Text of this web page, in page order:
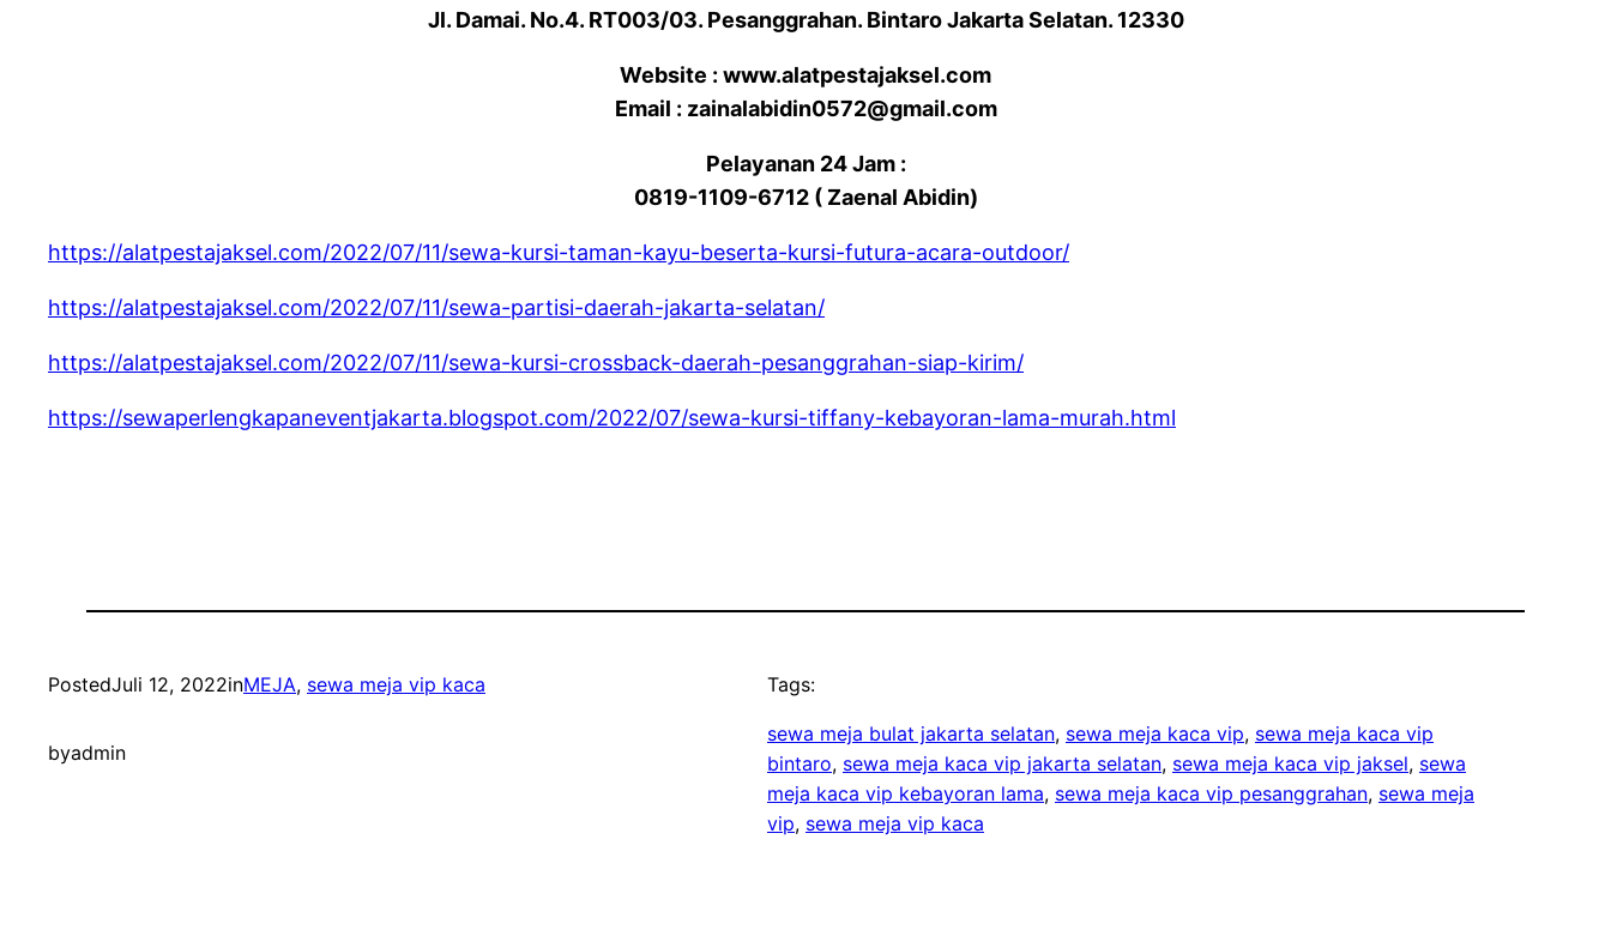
Jl. Damai. No.4. RT003/03. Pesanggrahan. Bintaro Jakarta Selatan. 12330
Website : www.alatpestajaksel.com
Email : zainalabidin0572@gmail.com
Pelayanan 24 Jam :
0819-1109-6712 ( Zaenal Abidin)
https://alatpestajaksel.com/2022/07/11/sewa-kursi-taman-kayu-beserta-kursi-futura-acara-outdoor/
https://alatpestajaksel.com/2022/07/11/sewa-partisi-daerah-jakarta-selatan/
https://alatpestajaksel.com/2022/07/11/sewa-kursi-crossback-daerah-pesanggrahan-siap-kirim/
https://sewaperlengkapaneventjakarta.blogspot.com/2022/07/sewa-kursi-tiffany-kebayoran-lama-murah.html
PostedJuli 12, 2022inMEJA, sewa meja vip kaca
byadmin
Tags:
sewa meja bulat jakarta selatan, sewa meja kaca vip, sewa meja kaca vip
bintaro, sewa meja kaca vip jakarta selatan, sewa meja kaca vip jaksel, sewa
meja kaca vip kebayoran lama, sewa meja kaca vip pesanggrahan, sewa meja
vip, sewa meja vip kaca